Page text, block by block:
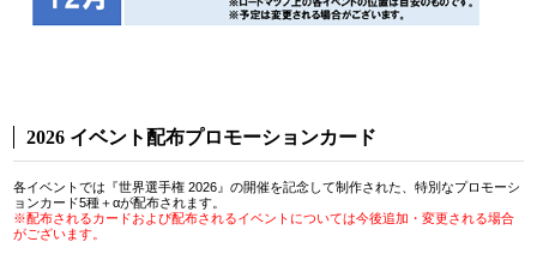
2026 イベント配布プロモーションカード
各イベントでは『世界選手権 2026』の開催を記念して制作された、特別なプロモーシ
ョンカード5種＋αが配布されます。
※配布されるカードおよび配布されるイベントについては今後追加・変更される場合
がございます。